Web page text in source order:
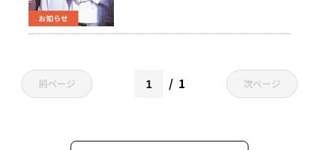
お知らせ
前ページ 1 次ページ